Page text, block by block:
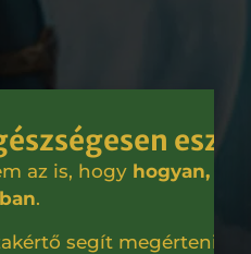
eszel?
az is, hogy hogyan,
.
segít megérteni: